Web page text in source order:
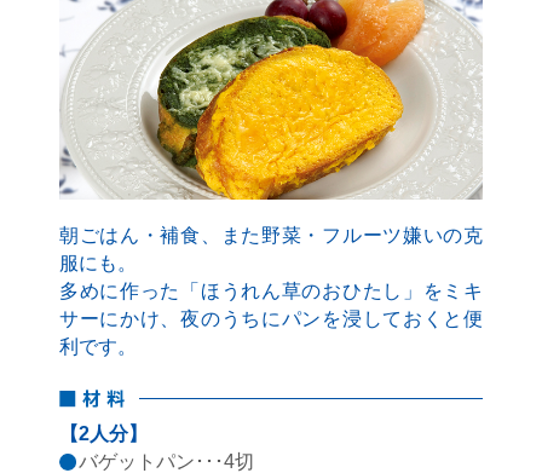
朝ごはん・補食、また野菜・フルーツ嫌いの克
服にも。
多めに作った「ほうれん草のおひたし」をミキ
サーにかけ、夜のうちにパンを浸しておくと便
利です。
【2人分】
バゲットパン･･･4切